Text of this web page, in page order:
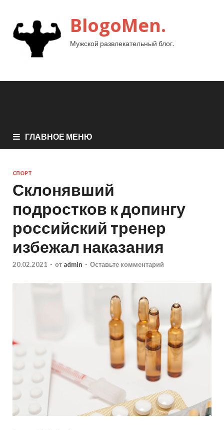
BlogoMen.
Мужской развлекательный блог.
ГЛАВНОЕ МЕНЮ
СПОРТ
Склонявший
подростков к допингу
российский тренер
избежал наказания
20.02.2021 - от admin - Оставьте комментарий